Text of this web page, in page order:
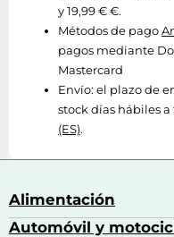
y 19,99 € €.
Métodos de pago
pagos mediante
Mastercard
Envío: el plazo de
stock días hábiles a
(ES).
Alimentación
Bebidas
Automóvil y